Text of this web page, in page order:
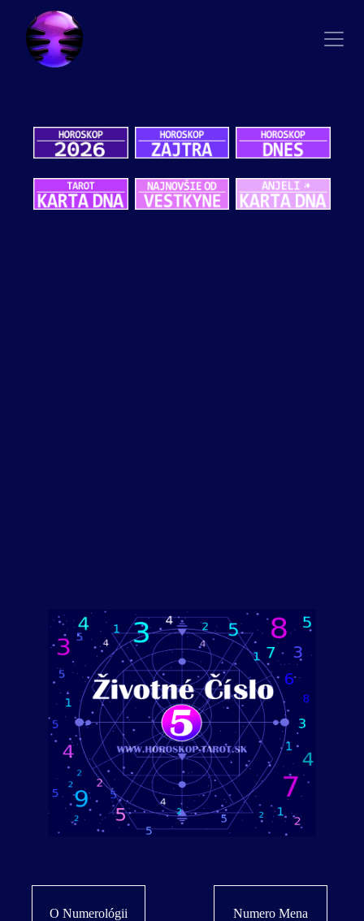
O Numerológii Numero Mena